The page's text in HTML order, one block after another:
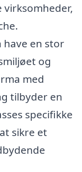
virksomheder,
have en stor
og
med
tilbyder en
specifikke
sikre et